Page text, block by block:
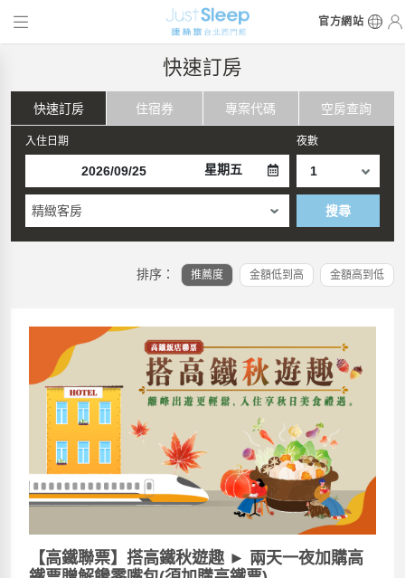
官方網站
快速訂房
快速訂房 住宿券 專案代碼 空房查詢
入住日期
星期五
夜數
精緻客房 搜尋
排序： 推薦度 金額低到高 金額高到低
【高鐵聯票】搭高鐵秋遊趣 ► 兩天一夜加購高